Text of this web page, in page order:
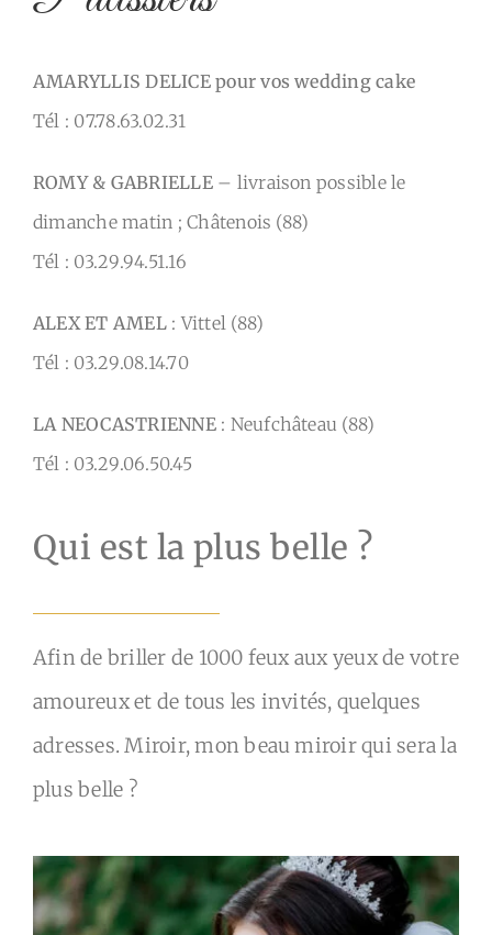
AMARYLLIS DELICE pour vos wedding cake
Tél : 07.78.63.02.31
ROMY & GABRIELLE– livraison possible le
dimanche matin ; Châtenois (88)
Tél : 03.29.94.51.16
ALEX ET AMEL: Vittel (88)
Tél : 03.29.08.14.70
LA NEOCASTRIENNE: Neufchâteau (88)
Tél : 03.29.06.50.45
Qui est la plus belle ?
Afin de briller de 1000 feux aux yeux de votre
amoureux et de tous les invités, quelques
adresses. Miroir, mon beau miroir qui sera la
plus belle ?